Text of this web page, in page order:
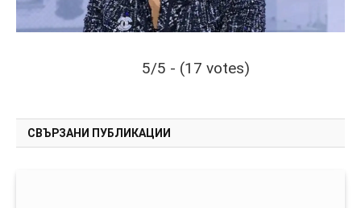
5/5 - (17 votes)
СВЪРЗАНИ ПУБЛИКАЦИИ